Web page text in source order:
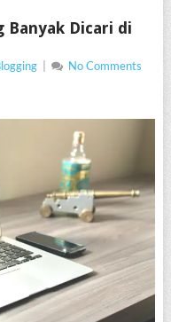
Banyak Dicari di
No Comments